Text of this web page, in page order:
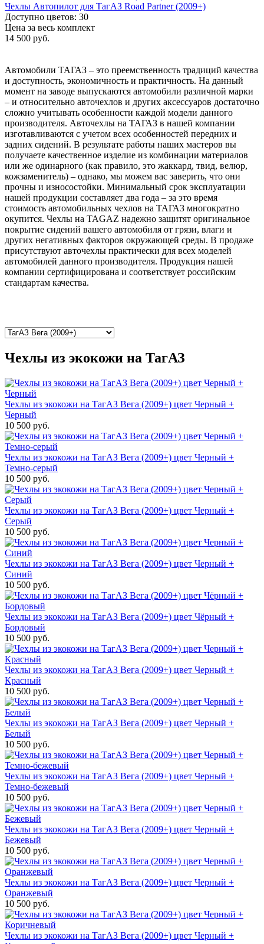
Чехлы Автопилот для ТагАЗ Road Partner (2009+)
Доступно цветов: 30
Цена за весь комплект
14 500 руб.
Автомобили ТАГАЗ – это преемственность традиций качества
и доступность, экономичность и практичность. На данный
момент на заводе выпускаются автомобили различной марки
– и относительно авточехлов и других аксессуаров достаточно
сложно учитывать особенности каждой модели данного
производителя. Авточехлы на ТАГАЗ в нашей компании
изготавливаются с учетом всех особенностей передних и
задних сидений. В результате работы наших мастеров вы
получаете качественное изделие из комбинации материалов
или же одинарного (как правило, это жаккард, твид, велюр,
кожзаменитель) – однако, мы можем вас заверить, что они
прочны и износостойки. Минимальный срок эксплуатации
нашей продукции составляет два года – за это время
стоимость автомобильных чехлов на ТАГАЗ многократно
окупится. Чехлы на TAGAZ надежно защитят оригинальное
покрытие сидений вашего автомобиля от грязи, влаги и
других негативных факторов окружающей среды. В продаже
присутствуют авточехлы практически для всех моделей
автомобилей данного производителя. Продукция нашей
компании сертифицирована и соответствует российским
стандартам качества.
Чехлы из экокожи на ТагАЗ
Чехлы из экокожи на ТагАЗ Вега (2009+) цвет Черный +
Черный
10 500 руб.
Чехлы из экокожи на ТагАЗ Вега (2009+) цвет Черный +
Темно-серый
10 500 руб.
Чехлы из экокожи на ТагАЗ Вега (2009+) цвет Черный +
Серый
10 500 руб.
Чехлы из экокожи на ТагАЗ Вега (2009+) цвет Черный +
Синий
10 500 руб.
Чехлы из экокожи на ТагАЗ Вега (2009+) цвет Чёрный +
Бордовый
10 500 руб.
Чехлы из экокожи на ТагАЗ Вега (2009+) цвет Черный +
Красный
10 500 руб.
Чехлы из экокожи на ТагАЗ Вега (2009+) цвет Черный +
Белый
10 500 руб.
Чехлы из экокожи на ТагАЗ Вега (2009+) цвет Черный +
Темно-бежевый
10 500 руб.
Чехлы из экокожи на ТагАЗ Вега (2009+) цвет Черный +
Бежевый
10 500 руб.
Чехлы из экокожи на ТагАЗ Вега (2009+) цвет Черный +
Оранжевый
10 500 руб.
Чехлы из экокожи на ТагАЗ Вега (2009+) цвет Черный +